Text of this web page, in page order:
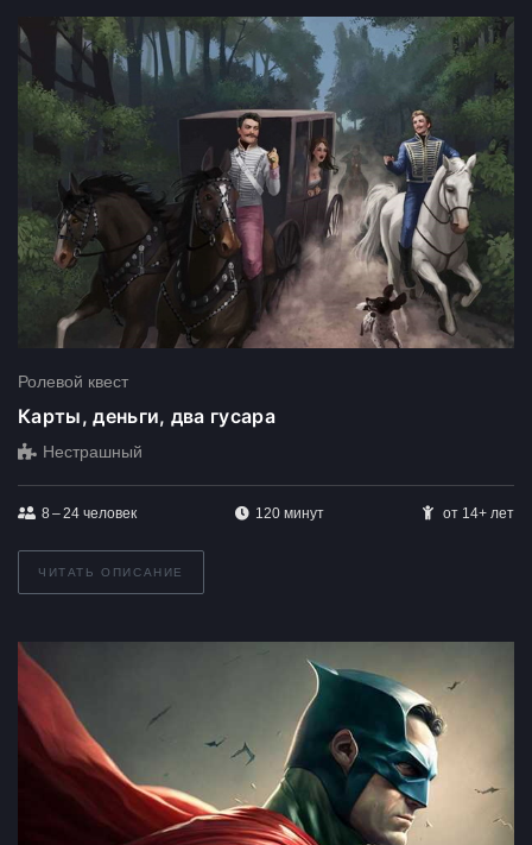
Ролевой квест
Карты, деньги, два гусара
Нестрашный
8 – 24 человек 120 минут от 14+ лет
ЧИТАТЬ ОПИСАНИЕ